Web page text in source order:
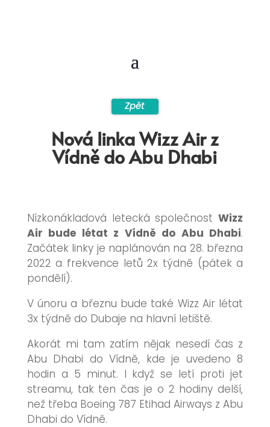
Zpět
Nová linka Wizz Air z
Vídně do Abu Dhabi
Nízkonákladová letecká společnostWizz
Air bude létat z Vídně do Abu Dhabi.
Začátek linky je naplánován na 28. března
2022 a frekvence letů 2x týdně (pátek a
pondělí).
V únoru a březnu bude také Wizz Air létat
3x týdně do Dubaje na hlavní letiště.
Akorát mi tam zatím nějak nesedí čas z
Abu Dhabi do Vídně, kde je uvedeno 8
hodin a 5 minut. I když se letí proti jet
streamu, tak ten čas je o 2 hodiny delší,
než třeba Boeing 787 Etihad Airways z Abu
Dhabi do Vídně.